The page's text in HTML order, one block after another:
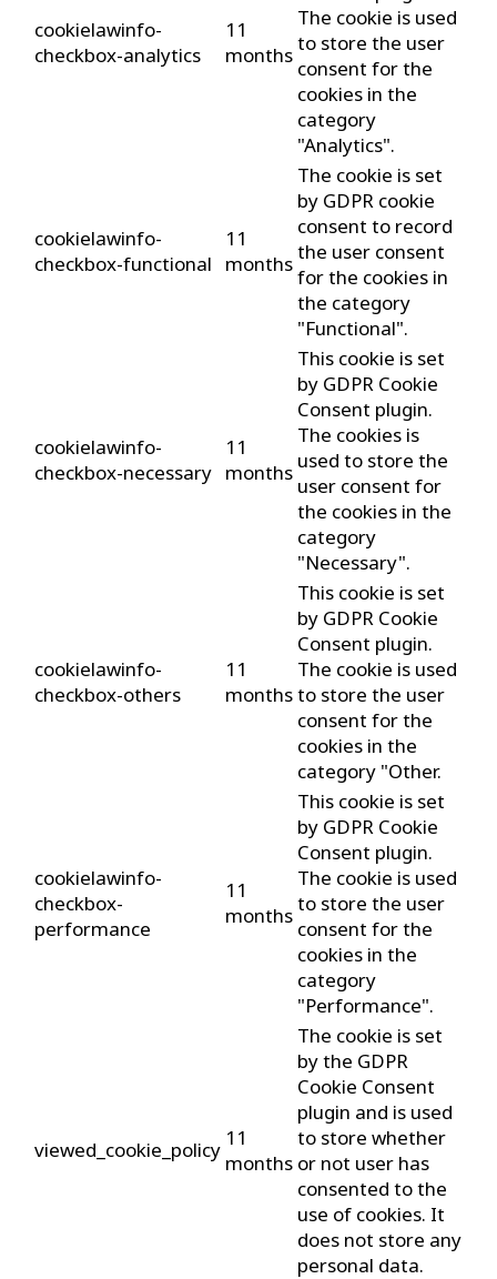
cookielawinfo-
checkbox-analytics
11
months
The cookie is used
to store the user
consent for the
cookies in the
category
"Analytics".
cookielawinfo-
checkbox-functional
11
months
The cookie is set
by GDPR cookie
consent to record
the user consent
for the cookies in
the category
"Functional".
cookielawinfo-
checkbox-necessary
11
months
This cookie is set
by GDPR Cookie
Consent plugin.
The cookies is
used to store the
user consent for
the cookies in the
category
"Necessary".
cookielawinfo-
checkbox-others
11
months
This cookie is set
by GDPR Cookie
Consent plugin.
The cookie is used
to store the user
consent for the
cookies in the
category "Other.
cookielawinfo-
checkbox-
performance
11
months
This cookie is set
by GDPR Cookie
Consent plugin.
The cookie is used
to store the user
consent for the
cookies in the
category
"Performance".
viewed_cookie_policy 11
months
The cookie is set
by the GDPR
Cookie Consent
plugin and is used
to store whether
or not user has
consented to the
use of cookies. It
does not store any
personal data.